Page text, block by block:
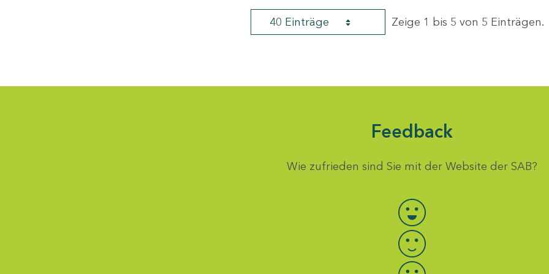
40 Einträge Zeige 1 bis 5 von 5 Einträgen.
Feedback
Wie zufrieden sind Sie mit der Website der SAB?
Bewertung auswählen